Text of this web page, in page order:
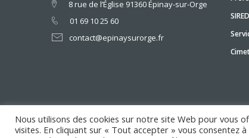
8 rue de l’Église 91360 Épinay-sur-Orge
01 69 10 25 60
contact@epinaysurorge.fr
Copyright © 2018 Mairie d'Épinay-sur-Orge
Nous utilisons des cookies sur notre site Web pour vous
visites. En cliquant sur « Tout accepter » vous consentez